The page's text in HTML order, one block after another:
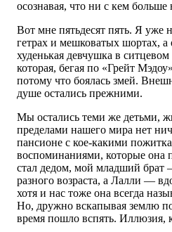
осознавая, что ни с кем больше
Вот мне пятьдесят пять. Я уже
гетрах и мешковатых шортах, а
худенькая девчушка в
которая, бегая по «Грейт
потому что боялась змей.
душе остались прежними.
Мы остались теми же детьми,
пределами нашего мира нет
пансионе с кое-какими
воспоминаниями, которые она
стал дедом, мой младший брат
разного возраста, а Лалли —
хотя и нас тоже она всегда
Но, дружно вскапывая землю
время пошло вспять. Иллюзия,